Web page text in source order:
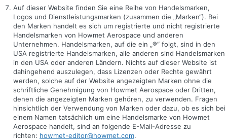
Auf dieser Website finden Sie eine Reihe von Handelsmarken,
Logos und Dienstleistungsmarken (zusammen die „Marken“). Bei
den Marken handelt es sich um registrierte und nicht registrierte
Handelsmarken von Howmet Aerospace und anderen
Unternehmen. Handelsmarken, auf die ein „®“ folgt, sind in den
USA registrierte Handelsmarken, alle anderen sind Handelsmarken
in den USA oder anderen Ländern. Nichts auf dieser Website ist
dahingehend auszulegen, dass Lizenzen oder Rechte gewährt
werden, solche auf der Website angezeigten Marken ohne die
schriftliche Genehmigung von Howmet Aerospace oder Dritten,
denen die angezeigten Marken gehören, zu verwenden. Fragen
hinsichtlich der Verwendung von Marken oder dazu, ob es sich bei
einem Namen tatsächlich um eine Handelsmarke von Howmet
Aerospace handelt, sind an folgende E-Mail-Adresse zu
richten: howmet-editor@howmet.com.